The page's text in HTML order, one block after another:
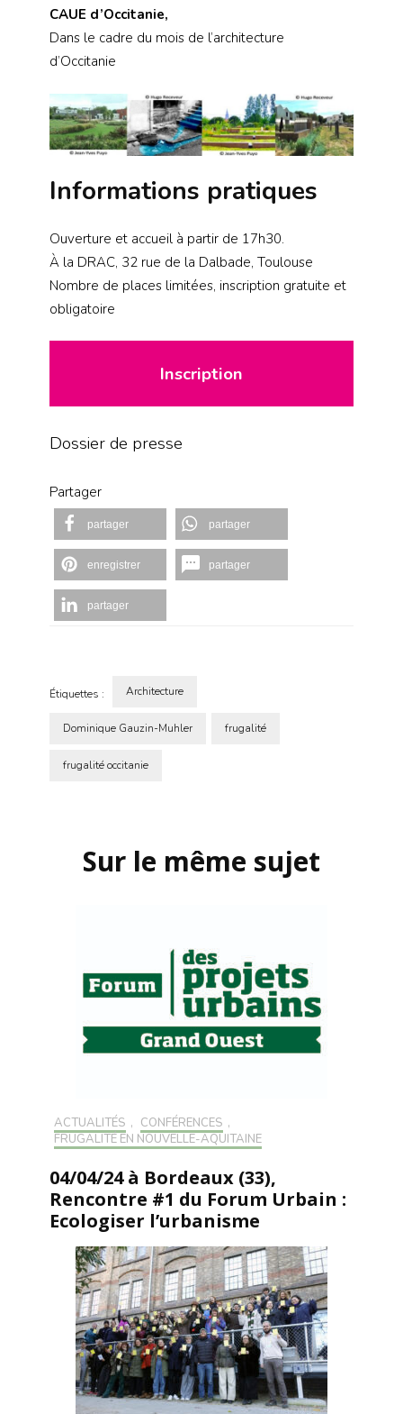
CAUE d’Occitanie,
Dans le cadre du mois de l’architecture
d’Occitanie
Informations pratiques
Ouverture et accueil à partir de 17h30.
À la DRAC, 32 rue de la Dalbade, Toulouse
Nombre de places limitées, inscription gratuite et
obligatoire
Inscription
Dossier de presse
Partager
partager partager
enregistrer partager
partager
Étiquettes : Architecture
Dominique Gauzin-Muhler frugalité
frugalité occitanie
Sur le même sujet
ACTUALITÉS , CONFÉRENCES ,
FRUGALITÉ EN NOUVELLE-AQUITAINE
04/04/24 à Bordeaux (33),
Rencontre #1 du Forum Urbain :
Ecologiser l’urbanisme